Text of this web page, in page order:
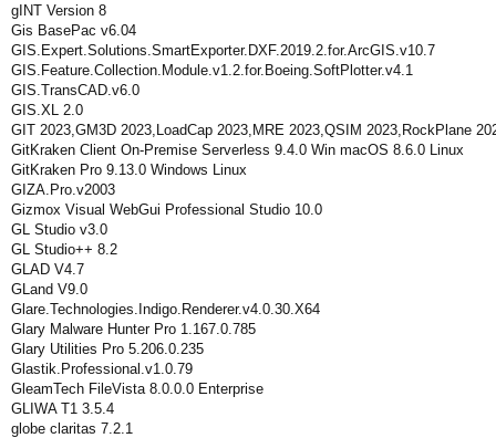
gINT Version 8
Gis BasePac v6.04
GIS.Expert.Solutions.SmartExporter.DXF.2019.2.for.ArcGIS.v10.7
GIS.Feature.Collection.Module.v1.2.for.Boeing.SoftPlotter.v4.1
GIS.TransCAD.v6.0
GIS.XL 2.0
GIT 2023,GM3D 2023,LoadCap 2023,MRE 2023,QSIM 2023,RockPlane
GitKraken Client On-Premise Serverless 9.4.0 Win macOS 8.6.0 Linux
GitKraken Pro 9.13.0 Windows Linux
GIZA.Pro.v2003
Gizmox Visual WebGui Professional Studio 10.0
GL Studio v3.0
GL Studio++ 8.2
GLAD V4.7
GLand V9.0
Glare.Technologies.Indigo.Renderer.v4.0.30.X64
Glary Malware Hunter Pro 1.167.0.785
Glary Utilities Pro 5.206.0.235
Glastik.Professional.v1.0.79
GleamTech FileVista 8.0.0.0 Enterprise
GLIWA T1 3.5.4
globe claritas 7.2.1